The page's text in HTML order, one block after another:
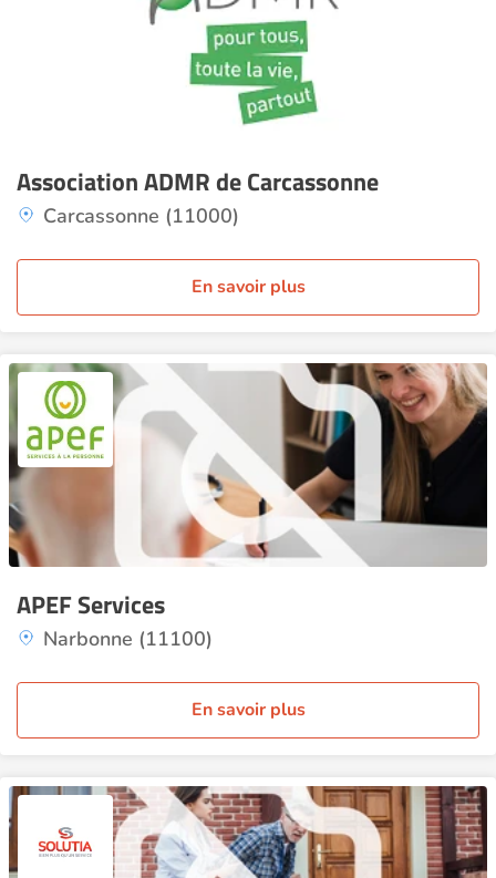
Association ADMR de Carcassonne
Carcassonne (11000)
En savoir plus
APEF Services
Narbonne (11100)
En savoir plus